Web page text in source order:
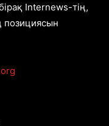
Internews-тің,
позициясын